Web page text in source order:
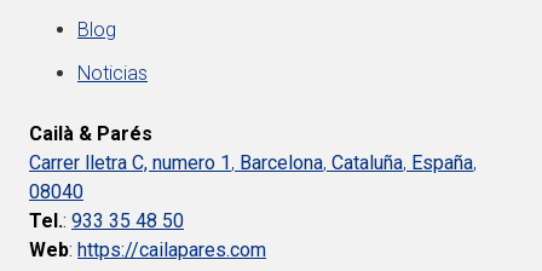
Blog
Noticias
Cailà & Parés
Carrer lletra C, numero 1, Barcelona, Cataluña, España,
08040
Tel.: 933 35 48 50
Web: https://cailapares.com